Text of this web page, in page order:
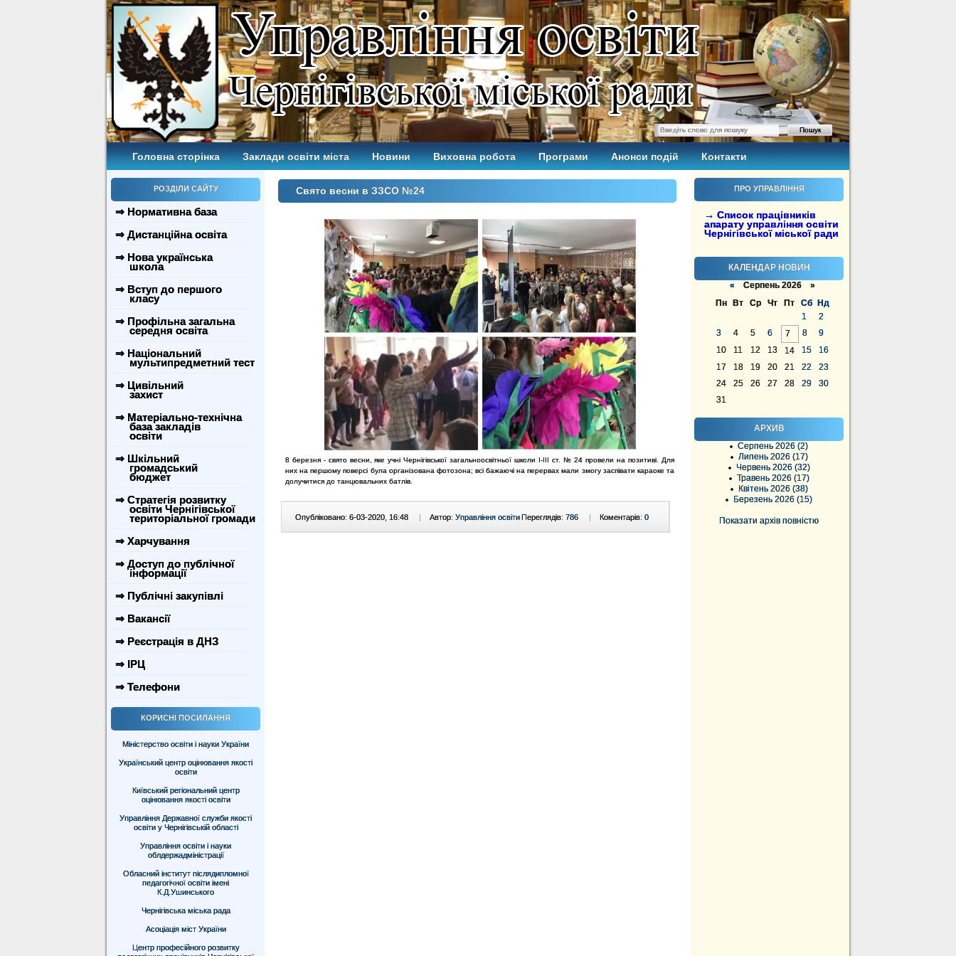
Головна сторінка Заклади освіти міста Новини Виховна робота Програми Анонси подій Контакти
РОЗДІЛИ САЙТУ
⇒ Нормативна база
⇒ Дистанційна освіта
⇒ Нова українська
школа
⇒ Вступ до першого
класу
⇒ Профільна загальна
середня освіта
⇒ Національний
мультипредметний тест
⇒ Цивільний
захист
⇒ Матеріально-технічна
база закладів
освіти
⇒ Шкільний
громадський
бюджет
⇒ Стратегія розвитку
освіти Чернігівської
територіальної громади
⇒ Харчування
⇒ Доступ до публічної
інформації
⇒ Публічні закупівлі
⇒ Вакансії
⇒ Реєстрація в ДНЗ
⇒ ІРЦ
⇒ Телефони
КОРИСНІ ПОСИЛАННЯ
Міністерство освіти і науки України
Український центр оцінювання якості
освіти
Київський регіональний центр
оцінювання якості освіти
Управління Державної служби якості
освіти у Чернігівській області
Управління освіти і науки
облдержадміністрації
Обласний інститут післядипломної
педагогічної освіти імені
К.Д.Ушинського
Чернігівська міська рада
Асоціація міст України
Центр професійного розвитку
ПРО УПРАВЛІННЯ
→ Список працівників
апарату управління освіти
Чернігівської міської ради
КАЛЕНДАР НОВИН
« Серпень 2026 »
Пн
Вт Ср Чт Пт Сб
Нд
1
2
3
4 5 6 7 8
9
10
11 12 13 14 15
16
17
18 19 20 21 22
23
24
25 26 27 28 29
30
31
АРХИВ
Серпень 2026 (2)
Липень 2026 (17)
Червень 2026 (32)
Травень 2026 (17)
Квітень 2026 (38)
Березень 2026 (15)
Показати архів повністю
Свято весни в ЗЗСО №24
8 березня - свято весни, яке учні Чернігівської загальноосвітньої школи І-ІІІ ст. № 24 провели на позитиві. Для
них на першому поверсі була організована фотозона; всі бажаючі на перервах мали змогу заспівати караоке та
долучитися до танцювальних батлів.
Опубліковано: 6-03-2020, 16:48 | Автор: Управління освіти Коментарів: 0
Переглядів: 786 |